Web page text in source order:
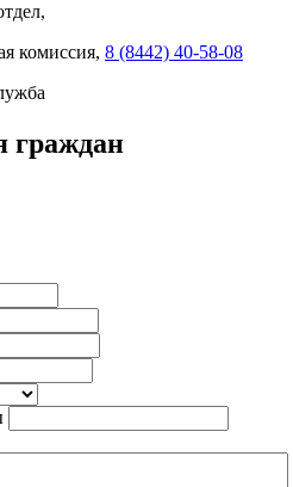
комиссия, 8 (8442) 40-58-08
граждан